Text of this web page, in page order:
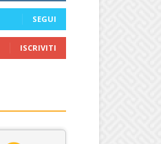
SEGUI
ISCRIVITI